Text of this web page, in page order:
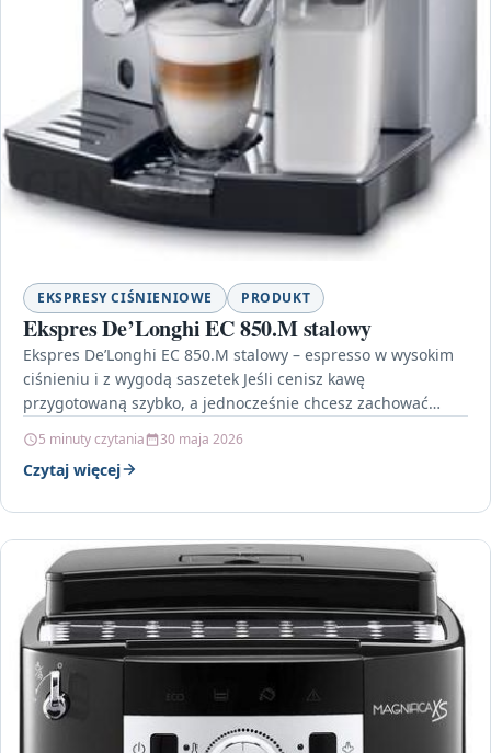
EKSPRESY CIŚNIENIOWE PRODUKT
Ekspres De’Longhi EC 850.M stalowy
Ekspres De’Longhi EC 850.M stalowy – espresso w wysokim
ciśnieniu i z wygodą saszetek Jeśli cenisz kawę
przygotowaną szybko, a jednocześnie chcesz zachować
5 minuty czytania 30 maja 2026
Czytaj więcej